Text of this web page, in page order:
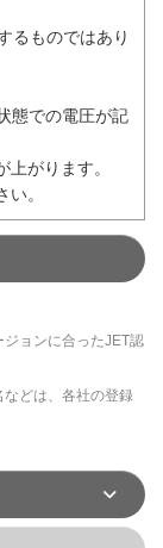
るものではあり
態での電圧が記
がります。
。
ョンに合ったJET認
どは、各社の登録